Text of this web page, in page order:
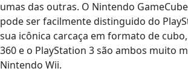
umas das outras. O Nintendo
pode ser facilmente distinguido do
sua icônica carcaça em formato de
360 e o PlayStation 3 são ambos muito
Nintendo Wii.